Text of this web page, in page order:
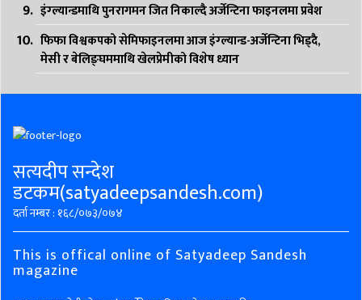
इंग्ल्यान्डमाथि पुनरागमन जित निकाल्दै अर्जेन्टिना फाइनलमा प्रवेश
फिफा विश्वकपको सेमिफाइनलमा आज इंग्ल्यान्ड-अर्जेन्टिना भिड्दै,
मेसी र बेलिङ्घममाथि खेलप्रेमीको विशेष ध्यान
सत्यदीप सन्देश
डटकम(satyadeepsandesh.com)
दर्ता नम्बर : १६८/०७३/०७४
This is offical online of Satyadeep Sandesh
magazine